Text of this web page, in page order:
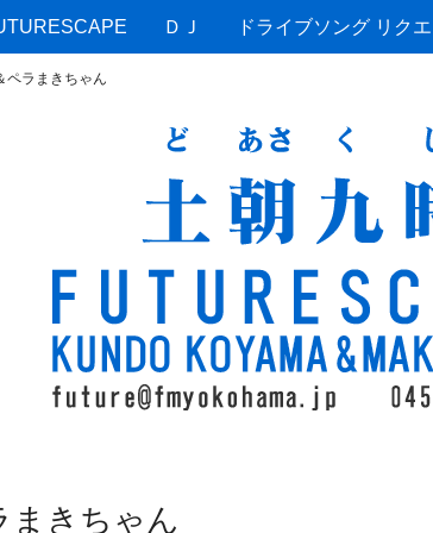
ＤＪ ドライブソング リクエ
ペラまきちゃん
まきちゃん